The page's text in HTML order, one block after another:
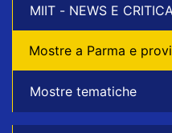
MIIT - NEWS E
Mostre a Parma e
Mostre tematiche